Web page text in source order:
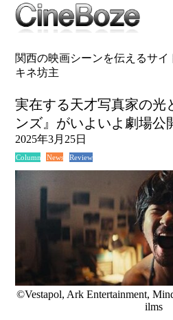
関西の映画シーンを伝えるサイ
キネ坊主
実在する天才写真家の光
ンズ』がいよいよ劇場公
2025年3月25日
Column News Review
©Vestapol, Ark Entertainment,
ilms